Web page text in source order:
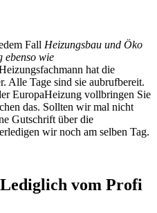
Fall Heizungsbau und Öko
ebenso wie
hat die
Alle Tage sind sie aubrufbereit.
EuropaHeizung vollbringen Sie
das. Sollten wir mal nicht
Gutschrift über die
erledigen wir noch am selben Tag.
vom Profi